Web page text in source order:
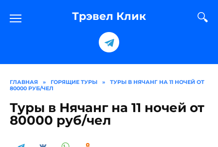
содержанию
Трэвел Клик
ГЛАВНАЯ » ГОРЯЩИЕ ТУРЫ »
ТУРЫ В НЯЧАНГ НА 11 НОЧЕЙ ОТ
80000 РУБ/ЧЕЛ
Туры в Нячанг на 11 ночей от
80000 руб/чел